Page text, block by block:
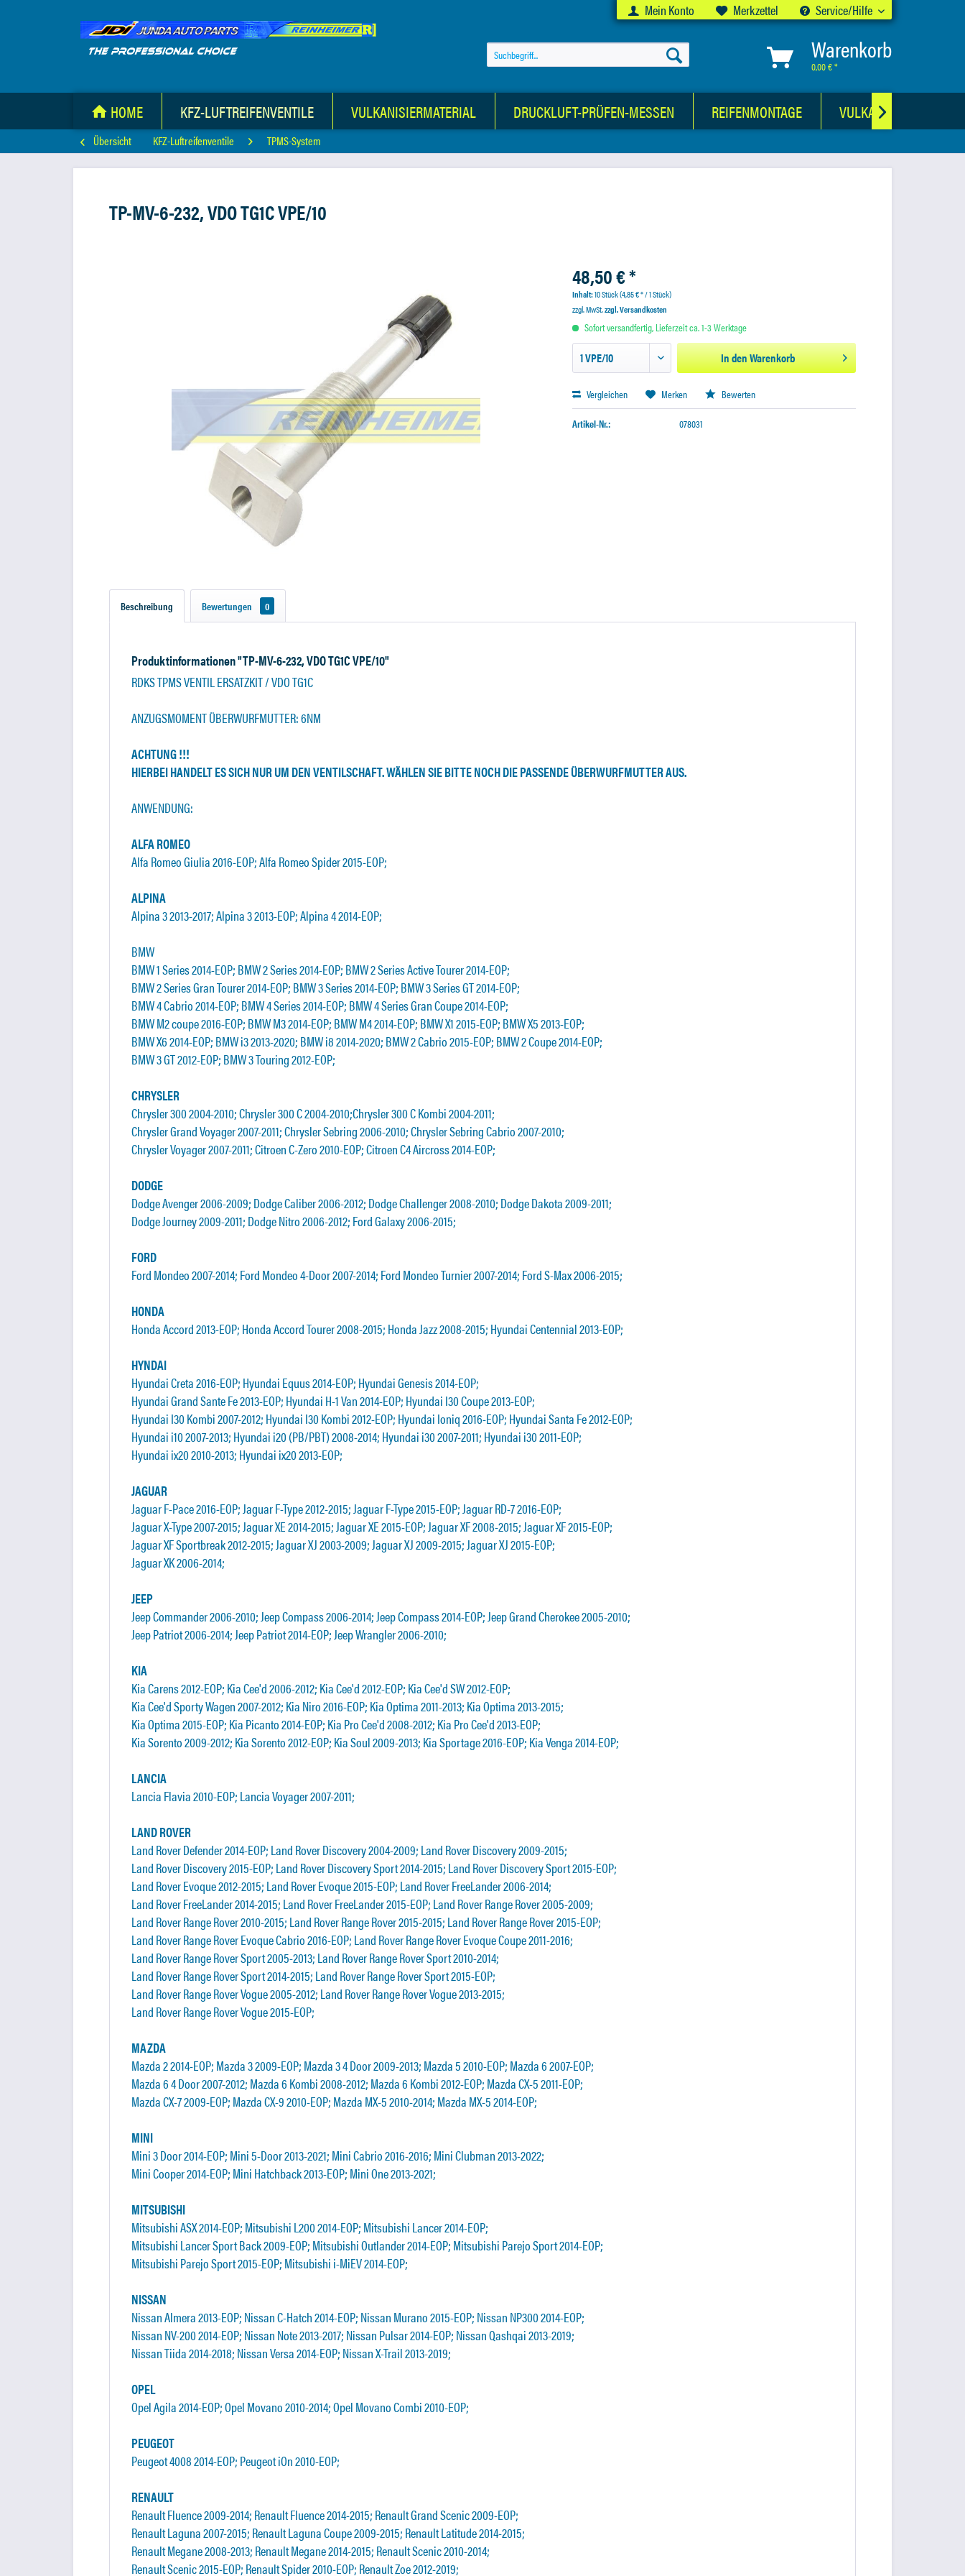
Mein Konto Merkzettel Service/Hilfe
Warenkorb
0,00 € *
HOME KFZ-LUFTREIFENVENTILE VULKANISIERMATERIAL DRUCKLUFT-PRÜFEN-MESSEN REIFENMONTAGE 
Übersicht KFZ-Luftreifenventile TPMS-System
TP-MV-6-232, VDO TG1C VPE/10
48,50 € *
Inhalt:10 Stück (4,85 € * / 1 Stück)
zzgl. MwSt.zzgl. Versandkosten
Sofort versandfertig, Lieferzeit ca. 1-3 Werktage
In denWarenkorb
Vergleichen Merken Bewerten
Artikel-Nr.: 078031
Beschreibung Bewertungen 0
Produktinformationen "TP-MV-6-232, VDO TG1C VPE/10"
RDKS TPMS VENTIL ERSATZKIT / VDO TG1C
ANZUGSMOMENT ÜBERWURFMUTTER: 6NM
ACHTUNG !!!
HIERBEI HANDELT ES SICH NUR UM DEN VENTILSCHAFT. WÄHLEN SIE BITTE NOCH DIE PASSENDE ÜBERWURFMUTTER AUS.
ANWENDUNG:
ALFA ROMEO
Alfa Romeo Giulia 2016-EOP; Alfa Romeo Spider 2015-EOP;
ALPINA
Alpina 3 2013-2017; Alpina 3 2013-EOP; Alpina 4 2014-EOP;
BMW
BMW 1 Series 2014-EOP; BMW 2 Series 2014-EOP; BMW 2 Series Active Tourer 2014-EOP;
BMW 2 Series Gran Tourer 2014-EOP; BMW 3 Series 2014-EOP; BMW 3 Series GT 2014-EOP;
BMW 4 Cabrio 2014-EOP; BMW 4 Series 2014-EOP; BMW 4 Series Gran Coupe 2014-EOP;
BMW M2 coupe 2016-EOP; BMW M3 2014-EOP; BMW M4 2014-EOP; BMW X1 2015-EOP; BMW X5 2013-EOP;
BMW X6 2014-EOP; BMW i3 2013-2020; BMW i8 2014-2020; BMW 2 Cabrio 2015-EOP; BMW 2 Coupe 2014-EOP;
BMW 3 GT 2012-EOP; BMW 3 Touring 2012-EOP;
CHRYSLER
Chrysler 300 2004-2010; Chrysler 300 C 2004-2010;Chrysler 300 C Kombi 2004-2011;
Chrysler Grand Voyager 2007-2011; Chrysler Sebring 2006-2010; Chrysler Sebring Cabrio 2007-2010;
Chrysler Voyager 2007-2011; Citroen C-Zero 2010-EOP; Citroen C4 Aircross 2014-EOP;
DODGE
Dodge Avenger 2006-2009; Dodge Caliber 2006-2012; Dodge Challenger 2008-2010; Dodge Dakota 2009-2011;
Dodge Journey 2009-2011; Dodge Nitro 2006-2012; Ford Galaxy 2006-2015;
FORD
Ford Mondeo 2007-2014; Ford Mondeo 4-Door 2007-2014; Ford Mondeo Turnier 2007-2014; Ford S-Max 2006-2015;
HONDA
Honda Accord 2013-EOP; Honda Accord Tourer 2008-2015; Honda Jazz 2008-2015; Hyundai Centennial 2013-EOP;
HYNDAI
Hyundai Creta 2016-EOP; Hyundai Equus 2014-EOP; Hyundai Genesis 2014-EOP;
Hyundai Grand Sante Fe 2013-EOP; Hyundai H-1 Van 2014-EOP; Hyundai I30 Coupe 2013-EOP;
Hyundai I30 Kombi 2007-2012; Hyundai I30 Kombi 2012-EOP; Hyundai Ioniq 2016-EOP; Hyundai Santa Fe 2012-EOP;
Hyundai i10 2007-2013; Hyundai i20 (PB/PBT) 2008-2014; Hyundai i30 2007-2011; Hyundai i30 2011-EOP;
Hyundai ix20 2010-2013; Hyundai ix20 2013-EOP;
JAGUAR
Jaguar F-Pace 2016-EOP; Jaguar F-Type 2012-2015; Jaguar F-Type 2015-EOP; Jaguar RD-7 2016-EOP;
Jaguar X-Type 2007-2015; Jaguar XE 2014-2015; Jaguar XE 2015-EOP; Jaguar XF 2008-2015; Jaguar XF 2015-EOP;
Jaguar XF Sportbreak 2012-2015; Jaguar XJ 2003-2009; Jaguar XJ 2009-2015; Jaguar XJ 2015-EOP;
Jaguar XK 2006-2014;
JEEP
Jeep Commander 2006-2010; Jeep Compass 2006-2014; Jeep Compass 2014-EOP; Jeep Grand Cherokee 2005-2010;
Jeep Patriot 2006-2014; Jeep Patriot 2014-EOP; Jeep Wrangler 2006-2010;
KIA
Kia Carens 2012-EOP; Kia Cee'd 2006-2012; Kia Cee'd 2012-EOP; Kia Cee'd SW 2012-EOP;
Kia Cee'd Sporty Wagen 2007-2012; Kia Niro 2016-EOP; Kia Optima 2011-2013; Kia Optima 2013-2015;
Kia Optima 2015-EOP; Kia Picanto 2014-EOP; Kia Pro Cee'd 2008-2012; Kia Pro Cee'd 2013-EOP;
Kia Sorento 2009-2012; Kia Sorento 2012-EOP; Kia Soul 2009-2013; Kia Sportage 2016-EOP; Kia Venga 2014-EOP;
LANCIA
Lancia Flavia 2010-EOP; Lancia Voyager 2007-2011;
LAND ROVER
Land Rover Defender 2014-EOP; Land Rover Discovery 2004-2009; Land Rover Discovery 2009-2015;
Land Rover Discovery 2015-EOP; Land Rover Discovery Sport 2014-2015; Land Rover Discovery Sport 2015-EOP;
Land Rover Evoque 2012-2015; Land Rover Evoque 2015-EOP; Land Rover FreeLander 2006-2014;
Land Rover FreeLander 2014-2015; Land Rover FreeLander 2015-EOP; Land Rover Range Rover 2005-2009;
Land Rover Range Rover 2010-2015; Land Rover Range Rover 2015-2015; Land Rover Range Rover 2015-EOP;
Land Rover Range Rover Evoque Cabrio 2016-EOP; Land Rover Range Rover Evoque Coupe 2011-2016;
Land Rover Range Rover Sport 2005-2013; Land Rover Range Rover Sport 2010-2014;
Land Rover Range Rover Sport 2014-2015; Land Rover Range Rover Sport 2015-EOP;
Land Rover Range Rover Vogue 2005-2012; Land Rover Range Rover Vogue 2013-2015;
Land Rover Range Rover Vogue 2015-EOP;
MAZDA
Mazda 2 2014-EOP; Mazda 3 2009-EOP; Mazda 3 4 Door 2009-2013; Mazda 5 2010-EOP; Mazda 6 2007-EOP;
Mazda 6 4 Door 2007-2012; Mazda 6 Kombi 2008-2012; Mazda 6 Kombi 2012-EOP; Mazda CX-5 2011-EOP;
Mazda CX-7 2009-EOP; Mazda CX-9 2010-EOP; Mazda MX-5 2010-2014; Mazda MX-5 2014-EOP;
MINI
Mini 3 Door 2014-EOP; Mini 5-Door 2013-2021; Mini Cabrio 2016-2016; Mini Clubman 2013-2022;
Mini Cooper 2014-EOP; Mini Hatchback 2013-EOP; Mini One 2013-2021;
MITSUBISHI
Mitsubishi ASX 2014-EOP; Mitsubishi L200 2014-EOP; Mitsubishi Lancer 2014-EOP;
Mitsubishi Lancer Sport Back 2009-EOP; Mitsubishi Outlander 2014-EOP; Mitsubishi Parejo Sport 2014-EOP;
Mitsubishi Parejo Sport 2015-EOP; Mitsubishi i-MiEV 2014-EOP;
NISSAN
Nissan Almera 2013-EOP; Nissan C-Hatch 2014-EOP; Nissan Murano 2015-EOP; Nissan NP300 2014-EOP;
Nissan NV-200 2014-EOP; Nissan Note 2013-2017; Nissan Pulsar 2014-EOP; Nissan Qashqai 2013-2019;
Nissan Tiida 2014-2018; Nissan Versa 2014-EOP; Nissan X-Trail 2013-2019;
OPEL
Opel Agila 2014-EOP; Opel Movano 2010-2014; Opel Movano Combi 2010-EOP;
PEUGEOT
Peugeot 4008 2014-EOP; Peugeot iOn 2010-EOP;
RENAULT
Renault Fluence 2009-2014; Renault Fluence 2014-2015; Renault Grand Scenic 2009-EOP;
Renault Laguna 2007-2015; Renault Laguna Coupe 2009-2015; Renault Latitude 2014-2015;
Renault Megane 2008-2013; Renault Megane 2014-2015; Renault Scenic 2010-2014;
Renault Scenic 2015-EOP; Renault Spider 2010-EOP; Renault Zoe 2012-2019;